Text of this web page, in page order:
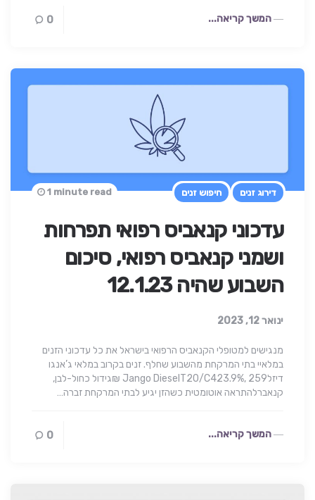
המשך קריאה... 0
דירוג זנים חיפוש זנים
עדכוני קנאביס רפואי תפרחות
ושמני קנאביס רפואי, סיכום
השבוע שהיה 12.1.23
ינואר 12, 2023
1 minute read
מנגישים למטופלי הקנאביס הרפואי בישראל את כל עדכוני הזנים
במלאיי בתי המרקחת מהשבוע שחלף. זנים בקרוב במלאי ג’אנגו
דיזלJango DieselT20/C423.9%, 259 ₪גידול כחול-לבן,
קנאברלהתראה אוטומטית כשהזן יגיע לבתי המרקחת זברה…
המשך קריאה... 0